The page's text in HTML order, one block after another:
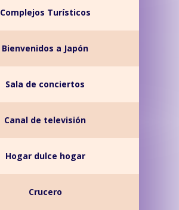
Complejos Turísticos
Bienvenidos a Japón
Sala de conciertos
Canal de televisión
Hogar dulce hogar
Crucero